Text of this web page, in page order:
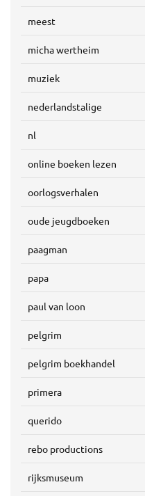
meest
micha wertheim
muziek
nederlandstalige
nl
online boeken lezen
oorlogsverhalen
oude jeugdboeken
paagman
papa
paul van loon
pelgrim
pelgrim boekhandel
primera
querido
rebo productions
rijksmuseum